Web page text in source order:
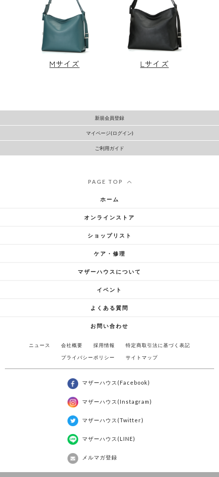
最初のヨゾラシリーズの登場は2015年のことでした。ヨ
ゾラシリーズで一貫して大切にしていることはありま
ックパックの形に切り替えているのを見かけたことで
した。「これは解決せねば！」と思ったんです。
その時開発した、シュシュっと切り替わる2WAY構造は
にないなと思えます。
加えたところはどこでしょうか？
今回、特にお伝えしたいのは色と革ですね。
それでははじめに、色へのこだわりから教えてもらえ
Mサイズ Lサイズ
新規会員登録
マイページ(ログイン)
ご利用ガイド
PAGE TOP
ホーム
オンラインストア
ショップリスト
ケア・修理
マザーハウスについて
イベント
よくある質問
お問い合わせ
ニュース 会社概要 採用情報 特定商取引法に基づく表記
プライバシーポリシー サイトマップ
マザーハウス(Facebook)
マザーハウス(Instagram)
マザーハウス(Twitter)
マザーハウス(LINE)
メルマガ登録